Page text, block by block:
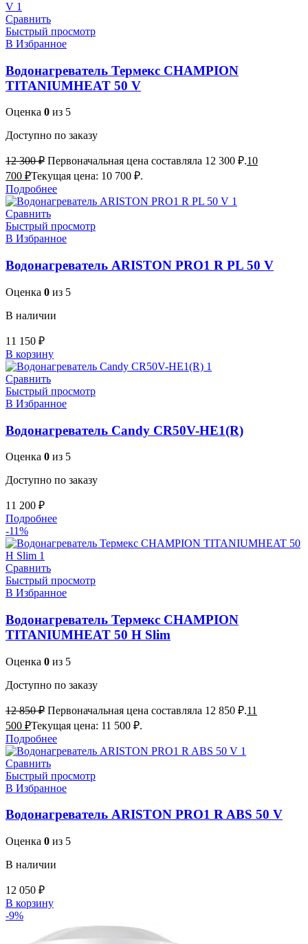
Сравнить
Быстрый просмотр
В Избранное
Водонагреватель Термекс CHAMPION
TITANIUMHEAT 50 V
Оценка 0 из 5
Доступно по заказу
12 300₽ Первоначальная цена составляла 12 300 ₽.10
700 ₽Текущая цена: 10 700 ₽.
Подробнее
Сравнить
Быстрый просмотр
В Избранное
Водонагреватель ARISTON PRO1 R PL 50 V
Оценка 0 из 5
В наличии
11 150 ₽
В корзину
Сравнить
Быстрый просмотр
В Избранное
Водонагреватель Candy CR50V-HE1(R)
Оценка 0 из 5
Доступно по заказу
11 200 ₽
Подробнее
-11%
Сравнить
Быстрый просмотр
В Избранное
Водонагреватель Термекс CHAMPION
TITANIUMHEAT 50 Н Slim
Оценка 0 из 5
Доступно по заказу
12 850₽ Первоначальная цена составляла 12 850 ₽.11
500 ₽Текущая цена: 11 500 ₽.
Подробнее
Сравнить
Быстрый просмотр
В Избранное
Водонагреватель ARISTON PRO1 R ABS 50 V
Оценка 0 из 5
В наличии
12 050 ₽
В корзину
-9%